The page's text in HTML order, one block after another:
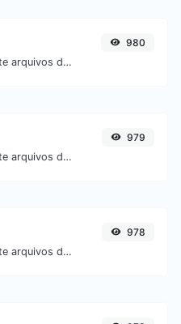
Converta facilmente arquivos de imagem GIF para PNG.
980
Converta facilmente arquivos de imagem BMP para ICO.
979
Converta facilmente arquivos de imagem BMP para JPG.
978